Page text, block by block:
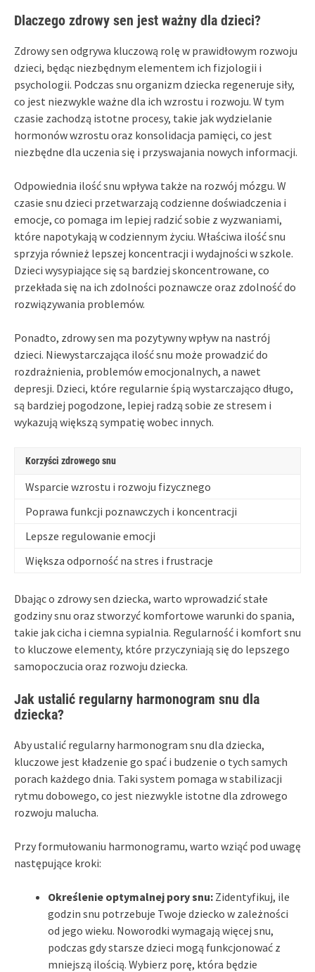
Dlaczego zdrowy sen jest ważny dla dzieci?
Zdrowy sen odgrywa kluczową rolę w prawidłowym rozwoju
dzieci, będąc niezbędnym elementem ich fizjologii i
psychologii. Podczas snu organizm dziecka regeneruje siły,
co jest niezwykle ważne dla ich wzrostu i rozwoju. W tym
czasie zachodzą istotne procesy, takie jak wydzielanie
hormonów wzrostu oraz konsolidacja pamięci, co jest
niezbędne dla uczenia się i przyswajania nowych informacji.
Odpowiednia ilość snu wpływa także na rozwój mózgu. W
czasie snu dzieci przetwarzają codzienne doświadczenia i
emocje, co pomaga im lepiej radzić sobie z wyzwaniami,
które napotykają w codziennym życiu. Właściwa ilość snu
sprzyja również lepszej koncentracji i wydajności w szkole.
Dzieci wysypiające się są bardziej skoncentrowane, co
przekłada się na ich zdolności poznawcze oraz zdolność do
rozwiązywania problemów.
Ponadto, zdrowy sen ma pozytywny wpływ na nastrój
dzieci. Niewystarczająca ilość snu może prowadzić do
rozdrażnienia, problemów emocjonalnych, a nawet
depresji. Dzieci, które regularnie śpią wystarczająco długo,
są bardziej pogodzone, lepiej radzą sobie ze stresem i
wykazują większą sympatię wobec innych.
Korzyści zdrowego snu
Wsparcie wzrostu i rozwoju fizycznego
Poprawa funkcji poznawczych i koncentracji
Lepsze regulowanie emocji
Większa odporność na stres i frustracje
Dbając o zdrowy sen dziecka, warto wprowadzić stałe
godziny snu oraz stworzyć komfortowe warunki do spania,
takie jak cicha i ciemna sypialnia. Regularność i komfort snu
to kluczowe elementy, które przyczyniają się do lepszego
samopoczucia oraz rozwoju dziecka.
Jak ustalić regularny harmonogram snu dla
dziecka?
Aby ustalić regularny harmonogram snu dla dziecka,
kluczowe jest kładzenie go spać i budzenie o tych samych
porach każdego dnia. Taki system pomaga w stabilizacji
rytmu dobowego, co jest niezwykle istotne dla zdrowego
rozwoju malucha.
Przy formułowaniu harmonogramu, warto wziąć pod uwagę
następujące kroki:
Określenie optymalnej pory snu: Zidentyfikuj, ile
godzin snu potrzebuje Twoje dziecko w zależności
od jego wieku. Noworodki wymagają więcej snu,
podczas gdy starsze dzieci mogą funkcjonować z
mniejszą ilością. Wybierz porę, która będzie